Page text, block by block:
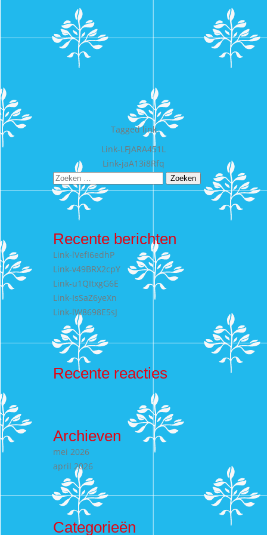
Taggedlink
navigatie
Link-LFjARA451L
Link-jaA13i8Rfq
Zoeken
naar:
Recente berichten
Link-lVefI6edhP
Link-v49BRX2cpY
Link-u1QItxgG6E
Link-IsSaZ6yeXn
Link-lW8698E5sJ
Recente reacties
Archieven
mei 2026
april 2026
Categorieën